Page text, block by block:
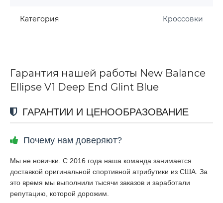
Категория Кроссовки
Гарантия нашей работы New Balance
Ellipse V1 Deep End Glint Blue
ГАРАНТИИ И ЦЕНООБРАЗОВАНИЕ
Почему нам доверяют?
Мы не новички. С 2016 года наша команда занимается
доставкой оригинальной спортивной атрибутики из США. За
это время мы выполнили тысячи заказов и заработали
репутацию, которой дорожим.